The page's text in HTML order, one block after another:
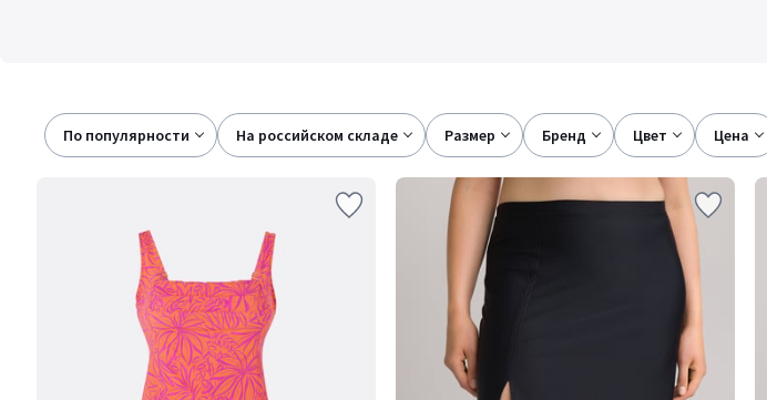
По популярности на российском складе размер бренд цвет цена